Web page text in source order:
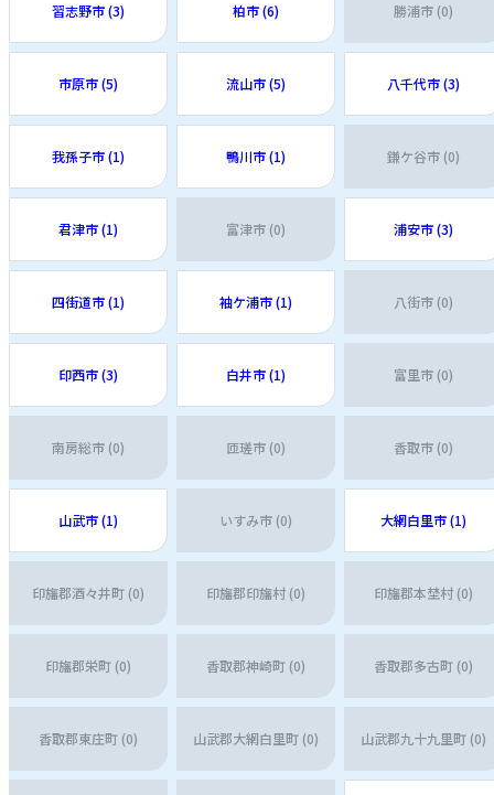
習志野市 (3) 柏市 (6) 勝浦市 (0)
市原市 (5) 流山市 (5) 八千代市 (3)
我孫子市 (1) 鴨川市 (1) 鎌ケ谷市 (0)
君津市 (1) 富津市 (0) 浦安市 (3)
四街道市 (1) 袖ケ浦市 (1) 八街市 (0)
印西市 (3) 白井市 (1) 富里市 (0)
南房総市 (0) 匝瑳市 (0) 香取市 (0)
山武市 (1) いすみ市 (0) 大網白里市 (1)
印旛郡酒々井町 (0) 印旛郡印旛村 (0) 印旛郡本埜村 (0)
印旛郡栄町 (0) 香取郡神崎町 (0) 香取郡多古町 (0)
香取郡東庄町 (0) 山武郡大網白里町 (0) 山武郡九十九里町 (0)